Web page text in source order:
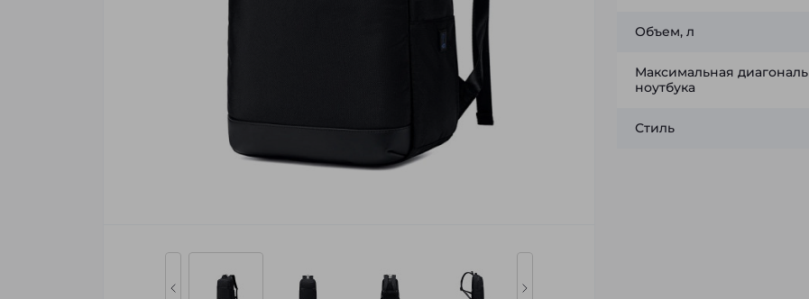
Объем, л
Максимальная диагональ
ноутбука
Стиль